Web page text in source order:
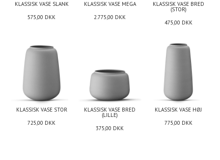
KLASSISK VASE SLANK
575,00 DKK
KLASSISK VASE MEGA
2.775,00 DKK
KLASSISK VASE BRED
(STOR)
475,00 DKK
KLASSISK VASE STOR
725,00 DKK
KLASSISK VASE BRED
(LILLE)
375,00 DKK
KLASSISK VASE HØJ
775,00 DKK